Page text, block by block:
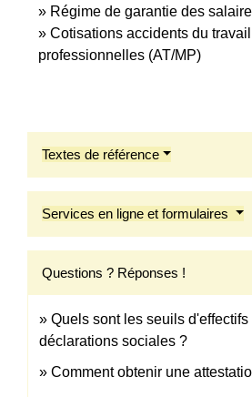
Régime de garantie des
Cotisations accidents du
professionnelles (AT/MP)
Textes de référence
Services en ligne et formulaires
Questions ? Réponses !
Quels sont les seuils d'effectifs
déclarations sociales ?
Comment obtenir une